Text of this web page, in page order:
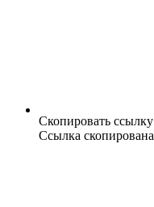
Скопировать ссылку
Ссылка скопирована